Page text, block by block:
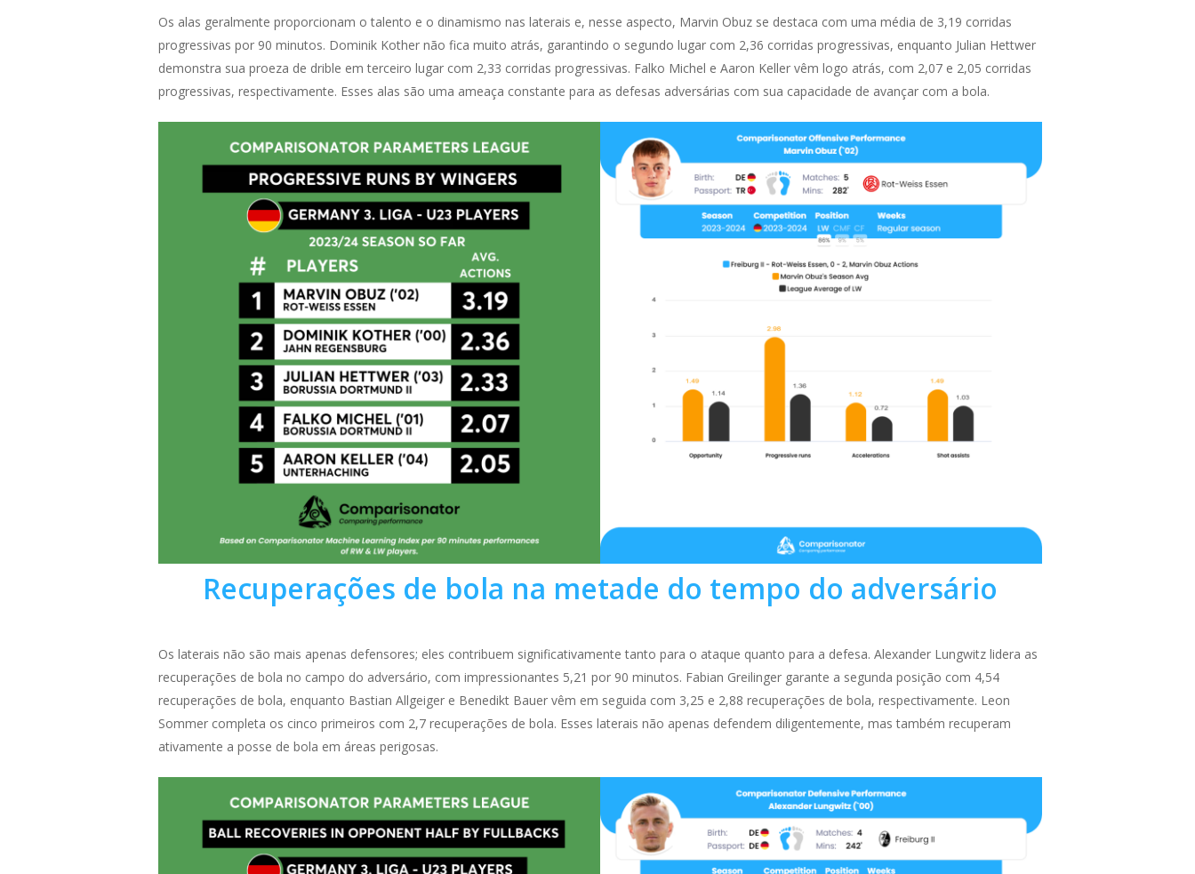
Os alas geralmente proporcionam o talento e o dinamismo nas laterais e, nesse aspecto, Marvin Obuz se destaca com uma média de 3,19 corridas
progressivas por 90 minutos. Dominik Kother não fica muito atrás, garantindo o segundo lugar com 2,36 corridas progressivas, enquanto Julian Hettwer
demonstra sua proeza de drible em terceiro lugar com 2,33 corridas progressivas. Falko Michel e Aaron Keller vêm logo atrás, com 2,07 e 2,05 corridas
progressivas, respectivamente. Esses alas são uma ameaça constante para as defesas adversárias com sua capacidade de avançar com a bola.
Recuperações de bola na metade do tempo do adversário
Os laterais não são mais apenas defensores; eles contribuem significativamente tanto para o ataque quanto para a defesa. Alexander Lungwitz lidera as
recuperações de bola no campo do adversário, com impressionantes 5,21 por 90 minutos. Fabian Greilinger garante a segunda posição com 4,54
recuperações de bola, enquanto Bastian Allgeiger e Benedikt Bauer vêm em seguida com 3,25 e 2,88 recuperações de bola, respectivamente. Leon
Sommer completa os cinco primeiros com 2,7 recuperações de bola. Esses laterais não apenas defendem diligentemente, mas também recuperam
ativamente a posse de bola em áreas perigosas.